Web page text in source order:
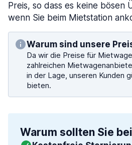
Preis, so dass es keine bösen
wenn Sie beim Mietstation
Warum sind unsere
Da wir die Preise für
zahlreichen
in der Lage, unseren Kunden
bieten.
Warum sollten Sie